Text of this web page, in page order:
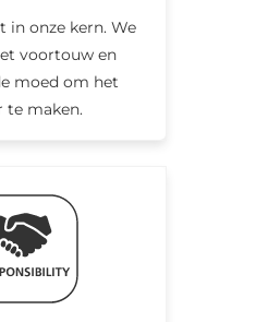
in onze kern. We
voortouw en
moed om het
te maken.